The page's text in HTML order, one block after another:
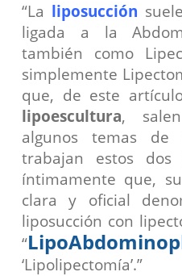
“La liposucción
ligada a la
también como
simplemente
que, de este
lipoescultura,
algunos temas de
trabajan estos dos
íntimamente que,
clara y oficial
liposucción con
“
‘Lipolipectomía’.”